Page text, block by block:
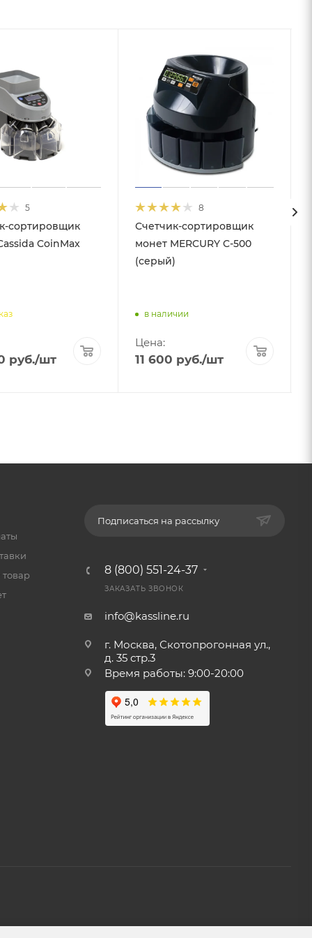
5
сортировщик
CoinMax
руб./шт
8
Счетчик-сортировщик
монет MERCURY C-500
(серый)
в наличии
Цена:
11 600 руб./шт
товар
Подписаться на рассылку
8 (800) 551-24-37
ЗАКАЗАТЬ ЗВОНОК
info@kassline.ru
г. Москва, Скотопрогонная ул.,
д. 35 стр.3
Время работы: 9:00-20:00